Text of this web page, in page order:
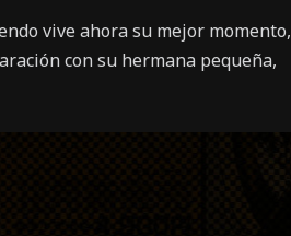
vive ahora su mejor momento,
con su hermana pequeña,